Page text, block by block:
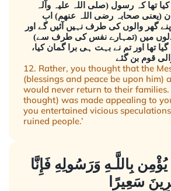
تھا کہ رسول (صلی اللہ علیہ وآلہ
(یعنی صحابہ رضی اللہ عنھم) اب
گھر والوں کی طرف نہیں آئیں گے اور
دلوں میں (تمہارے نفس کی طرف سے)
تھا اور تم نے بہت ہی برا گمان کیا،
قوم بن گئے
12. Rather, you thought that the
(blessings and peace be upon him)
would never return to their
thought) was made appealing to
you entertained vicious
ruined people.’
يُؤْمِن بِاللَّـهِ وَرَسُولِهِ فَإِنَّا
سَعِيرًا